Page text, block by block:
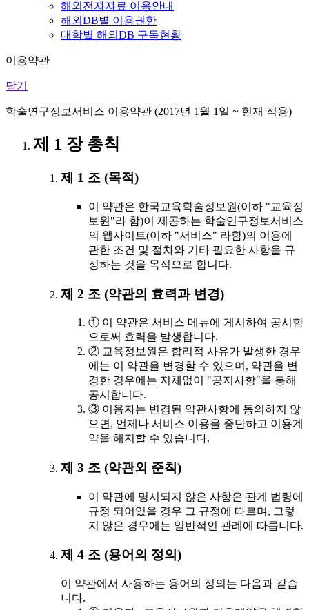
해외전자자료 이용안내
해외DB별 이용권한
대학별 해외DB 구독현황
이용약관
닫기
학술연구정보서비스 이용약관 (2017년 1월 1일 ~ 현재 적용)
제 1 장 총칙
제 1 조 (목적)
이 약관은 한국교육학술정보원(이하 "교육정
보원"라 함)이 제공하는 학술연구정보서비스
의 웹사이트(이하 "서비스" 라함)의 이용에
관한 조건 및 절차와 기타 필요한 사항을 규
정하는 것을 목적으로 합니다.
제 2 조 (약관의 효력과 변경)
① 이 약관은 서비스 메뉴에 게시하여 공시함
으로써 효력을 발생합니다.
② 교육정보원은 합리적 사유가 발생한 경우
에는 이 약관을 변경할 수 있으며, 약관을 변
경한 경우에는 지체없이 "공지사항"을 통해
공시합니다.
③ 이용자는 변경된 약관사항에 동의하지 않
으면, 언제나 서비스 이용을 중단하고 이용계
약을 해지할 수 있습니다.
제 3 조 (약관외 준칙)
이 약관에 명시되지 않은 사항은 관계 법령에
규정 되어있을 경우 그 규정에 따르며, 그렇
지 않은 경우에는 일반적인 관례에 따릅니다.
제 4 조 (용어의 정의)
이 약관에서 사용하는 용어의 정의는 다음과 같습
니다.